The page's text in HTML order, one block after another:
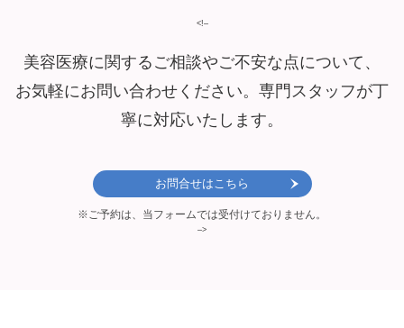
<!–
美容医療に関するご相談やご不安な点について、
お気軽にお問い合わせください。専門スタッフが丁
寧に対応いたします。
お問合せはこちら
※ご予約は、当フォームでは受付けておりません。
–>